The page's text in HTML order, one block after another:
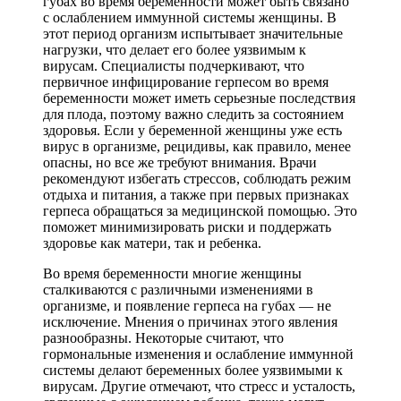
с ослаблением иммунной системы женщины. В
этот период организм испытывает значительные
нагрузки, что делает его более уязвимым к
вирусам. Специалисты подчеркивают, что
первичное инфицирование герпесом во время
беременности может иметь серьезные последствия
для плода, поэтому важно следить за состоянием
здоровья. Если у беременной женщины уже есть
вирус в организме, рецидивы, как правило, менее
опасны, но все же требуют внимания. Врачи
рекомендуют избегать стрессов, соблюдать режим
отдыха и питания, а также при первых признаках
герпеса обращаться за медицинской помощью. Это
поможет минимизировать риски и поддержать
здоровье как матери, так и ребенка.
Во время беременности многие женщины
сталкиваются с различными изменениями в
организме, и появление герпеса на губах — не
исключение. Мнения о причинах этого явления
разнообразны. Некоторые считают, что
гормональные изменения и ослабление иммунной
системы делают беременных более уязвимыми к
вирусам. Другие отмечают, что стресс и усталость,